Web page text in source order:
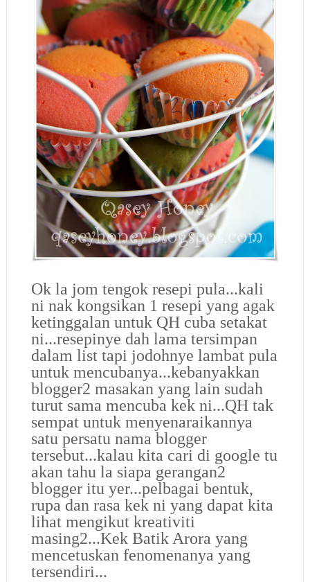
Ok la jom tengok resepi pula...kali
ni nak kongsikan 1 resepi yang agak
ketinggalan untuk QH cuba setakat
ni...resepinye dah lama tersimpan
dalam list tapi jodohnye lambat pula
untuk mencubanya...kebanyakkan
blogger2 masakan yang lain sudah
turut sama mencuba kek ni...QH tak
sempat untuk menyenaraikannya
satu persatu nama blogger
tersebut...kalau kita cari di google tu
akan tahu la siapa gerangan2
blogger itu yer...pelbagai bentuk,
rupa dan rasa kek ni yang dapat kita
lihat mengikut kreativiti
masing2...Kek Batik Arora yang
mencetuskan fenomenanya yang
tersendiri...